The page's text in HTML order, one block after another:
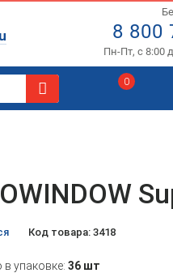
8 800
Пн-Пт, с 8:00
0
Код товара: 3418
в упаковке: 36 шт